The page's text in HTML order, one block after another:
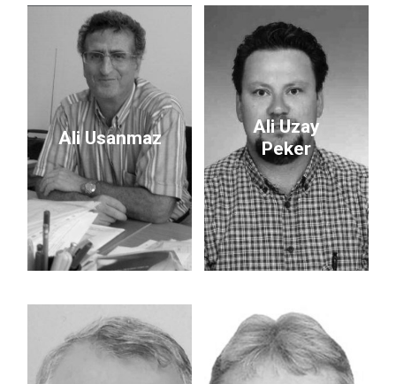
Ali Usanmaz
Ali Uzay
Peker